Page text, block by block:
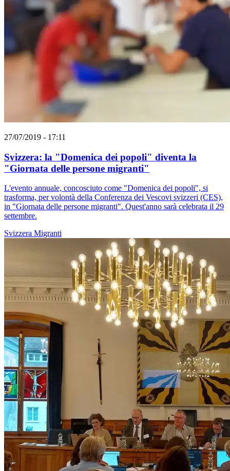
27/07/2019 - 17:11
Svizzera: la "Domenica dei popoli" diventa la
"Giornata delle persone migranti"
L'evento annuale, concosciuto come "Domenica dei popoli", si
trasforma, per volontà della Conferenza dei Vescovi svizzeri (CES),
in "Giornata delle persone migranti". Quest'anno sarà celebrata il 29
settembre.
Svizzera Migranti